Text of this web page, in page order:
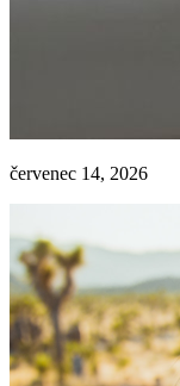
červenec 14, 2026